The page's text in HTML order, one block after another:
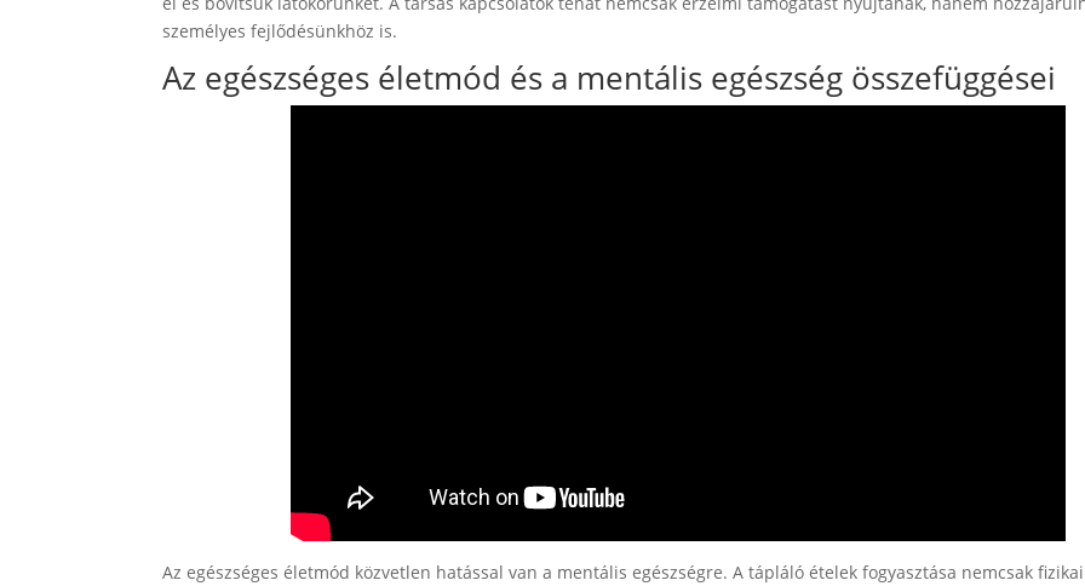
személyes fejlődésünkhöz is.
Az egészséges életmód és a mentális egészség összefüggései
Az egészséges életmód közvetlen hatással van a mentális egészségre. A tápláló ételek fogyasztása nemcsak